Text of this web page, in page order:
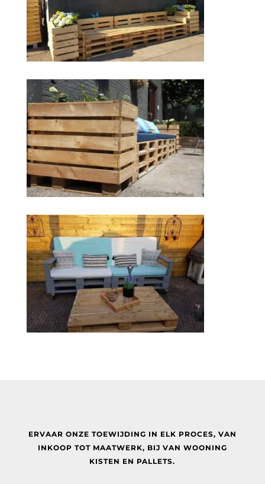
ERVAAR ONZE TOEWIJDING IN ELK PROCES, VAN
INKOOP TOT MAATWERK, BIJ VAN WOONING
KISTEN EN PALLETS.